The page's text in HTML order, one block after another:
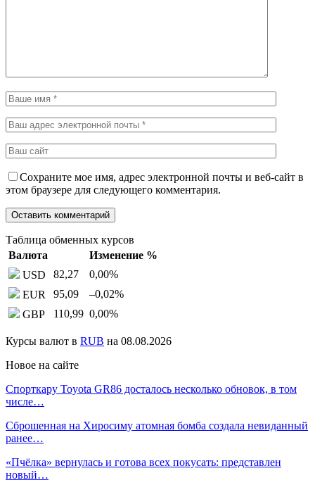
Сохраните мое имя, адрес электронной почты и веб-сайт в
этом браузере для следующего комментария.
Таблица обменных курсов
Валюта
Изменение %
USD
82,27 0,00%
EUR
95,09 –0,02%
GBP
110,99 0,00%
Курсы валют в RUB на 08.08.2026
Новое на сайте
Спорткару Toyota GR86 досталось несколько обновок, в том
числе…
Сброшенная на Хиросиму атомная бомба создала невиданный
ранее…
«Пчёлка» вернулась и готова всех покусать: представлен
новый…